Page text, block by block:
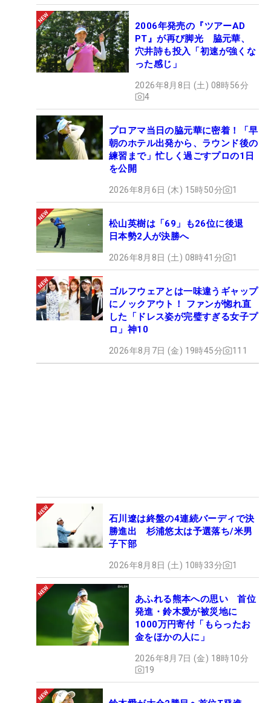
2006年発売の『ツアーAD
PT』が再び脚光 脇元華、
穴井詩も投入「初速が強くな
った感じ」
2026年8月8日 (土) 08時56分
4
プロアマ当日の脇元華に密着！「早
朝のホテル出発から、ラウンド後の
練習まで」忙しく過ごすプロの1日
を公開
2026年8月6日 (木) 15時50分 1
松山英樹は「69」も26位に後退
日本勢2人が決勝へ
2026年8月8日 (土) 08時41分 1
ゴルフウェアとは一味違うギャップ
にノックアウト！ ファンが惚れ直
した「ドレス姿が完璧すぎる女子プ
ロ」神10
2026年8月7日 (金) 19時45分 111
石川遼は終盤の4連続バーディで決
勝進出 杉浦悠太は予選落ち/米男
子下部
2026年8月8日 (土) 10時33分 1
あふれる熊本への思い 首位
発進・鈴木愛が被災地に
1000万円寄付「もらったお
金をほかの人に」
2026年8月7日 (金) 18時10分
19